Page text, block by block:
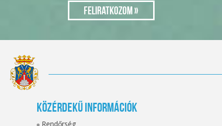
Közérdekű információk
Rendőrség